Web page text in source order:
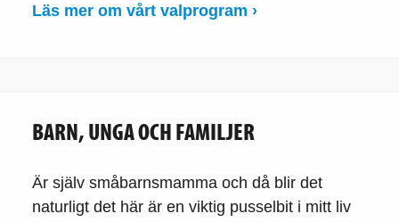
Läs mer om vårt valprogram ›
BARN, UNGA OCH FAMILJER
Är själv småbarnsmamma och då blir det
naturligt det här är en viktig pusselbit i mitt liv